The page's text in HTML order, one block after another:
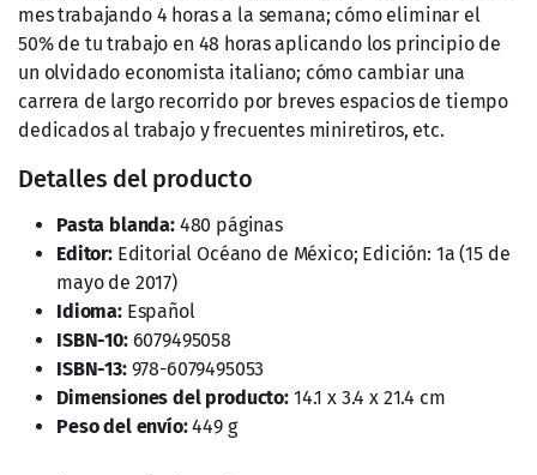
mes trabajando 4 horas a la semana; cómo eliminar el
50% de tu trabajo en 48 horas aplicando los principio de
un olvidado economista italiano; cómo cambiar una
carrera de largo recorrido por breves espacios de tiempo
dedicados al trabajo y frecuentes miniretiros, etc.
Detalles del producto
Pasta blanda:480 páginas
Editor:Editorial Océano de México; Edición: 1a (15 de
mayo de 2017)
Idioma:Español
ISBN-10:6079495058
ISBN-13:978-6079495053
Dimensiones del producto: 14.1 x 3.4 x 21.4 cm
Peso del enví­o:449 g